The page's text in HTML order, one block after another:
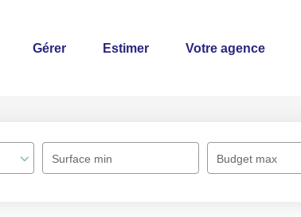
Gérer Estimer Votre agence
Surface min Budget max